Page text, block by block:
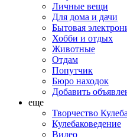
Личные вещи
Для дома и дачи
Бытовая
Хобби и отдых
Животные
Отдам
Попутчик
Бюро находок
Добавить
еще
Творчество
Кулебаковедение
Видео